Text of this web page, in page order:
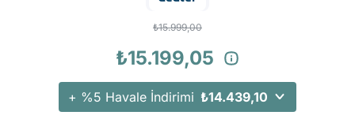
₺15.999,00
₺15.199,05
+ %5 Havale İndirimi ₺14.439,10